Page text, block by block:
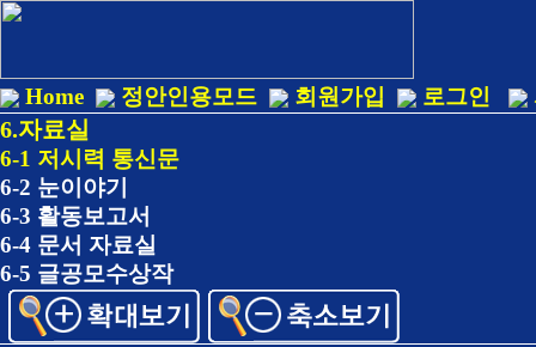
Home 정안인용모드 회원가입 로그인
6.자료실
6-1 저시력 통신문
6-2 눈이야기
6-3 활동보고서
6-4 문서 자료실
6-5 글공모수상작